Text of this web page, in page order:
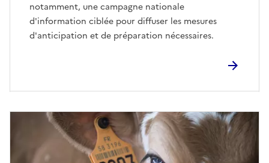
notamment, une campagne nationale
d'information ciblée pour diffuser les mesures
d'anticipation et de préparation nécessaires.